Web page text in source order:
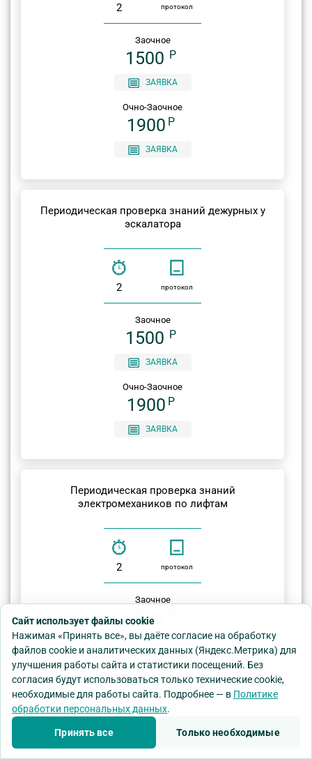
2 протокол
Заочное
1500 P
ЗАЯВКА
Очно-Заочное
1900 P
ЗАЯВКА
Периодическая проверка знаний дежурных у
эскалатора
2 протокол
Заочное
1500 P
ЗАЯВКА
Очно-Заочное
1900 P
ЗАЯВКА
Периодическая проверка знаний
электромехаников по лифтам
2 протокол
Заочное
1500
ЗАЯВКА
Очно-Заочное
1900P
ЗАЯВКА
Сайт использует файлы cookie
Нажимая «Принять все», вы даёте согласие на обработку
файлов cookie и аналитических данных (Яндекс.Метрика) для
улучшения работы сайта и статистики посещений. Без
согласия будут использоваться только технические cookie,
необходимые для работы сайта. Подробнее — в Политике
обработки персональных данных.
Принять все Только необходимые